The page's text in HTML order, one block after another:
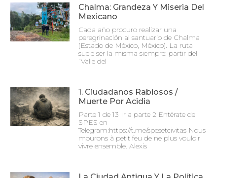
Chalma: Grandeza Y Miseria Del
Mexicano
Cada año procuro realizar una
peregrinación al santuario de Chalma
(Estado de México, México). La ruta
suele ser la misma siempre: partir del
“Valle del
1. Ciudadanos Rabiosos /
Muerte Por Acidia
Parte 1 de 13 Ir a parte 2 Entérate de
SPES en
Telegram:https://t.me/spesetcivitas Nous
mourons à petit feu de ne plus vouloir
vivre ensemble. Alexis